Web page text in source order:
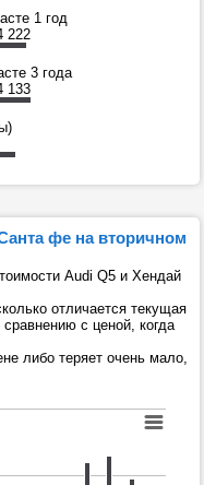
1 год
222
3 года
133
фе на вторичном
Audi Q5 и Хендай
отличается текущая
с ценой, когда
либо теряет очень мало,